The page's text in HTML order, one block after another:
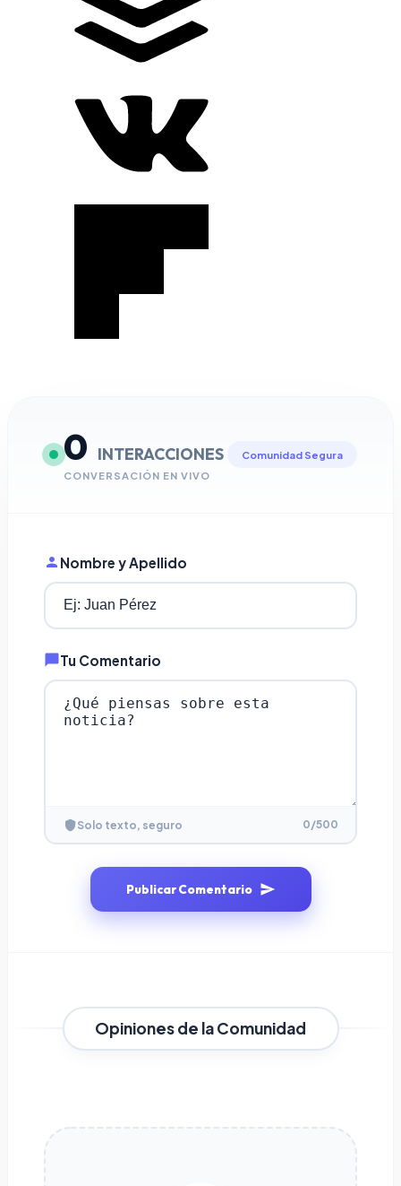
0 INTERACCIONES
CONVERSACIÓN EN VIVO
Comunidad Segura
Nombre y Apellido
Tu Comentario
Solo texto, seguro 0/500
Publicar Comentario
Opiniones de la Comunidad